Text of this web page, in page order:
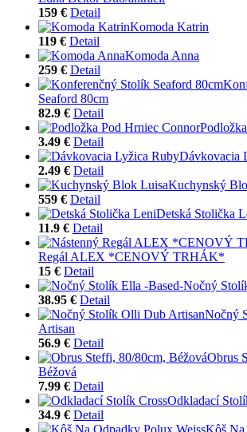
159 € Detail
Komoda Katrin
119 € Detail
Komoda Anna
259 € Detail
Seaford 80cm
82.9 € Detail
3.49 € Detail
Dávkovacia
2.49 € Detail
Kuchynský
559 € Detail
Detská Stolička
11.9 € Detail
Regál ALEX *CENOVÝ TRHÁK*
15 € Detail
Nočný
38.95 € Detail
Nočný
Artisan
56.9 € Detail
Obrus
Béžová
7.99 € Detail
Odkladací
34.9 € Detail
Kôš